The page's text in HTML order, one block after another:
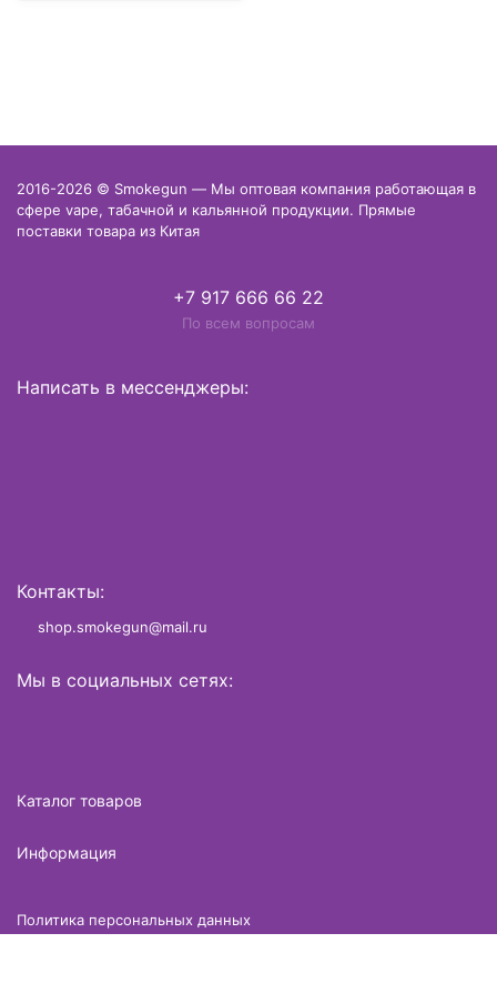
2016-2026 © Smokegun — Мы оптовая компания работающая в
сфере vape, табачной и кальянной продукции. Прямые
поставки товара из Китая
+7 917 666 66 22
По всем вопросам
Написать в мессенджеры:
Контакты:
shop.smokegun@mail.ru
Мы в социальных сетях:
Каталог товаров
Информация
Политика персональных данных